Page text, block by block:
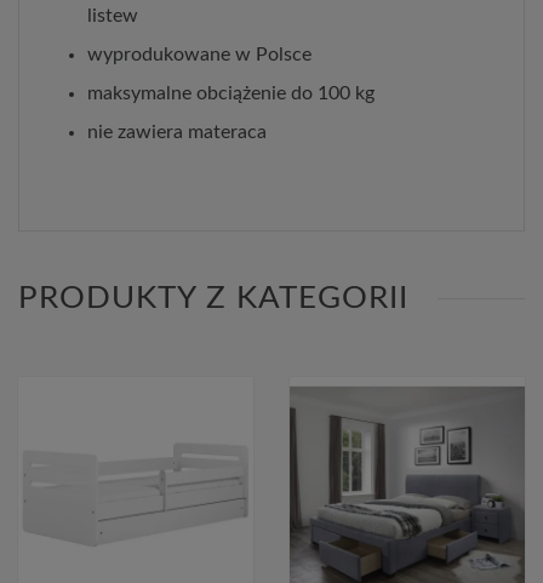
listew
wyprodukowane w Polsce
maksymalne obciążenie do 100 kg
nie zawiera materaca
PRODUKTY Z KATEGORII